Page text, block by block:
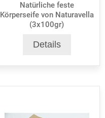
Natürliche feste
Körperseife von Naturavella
(3x100gr)
Details